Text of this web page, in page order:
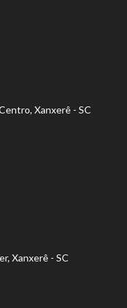
Xanxerê - SC
Xanxerê - SC